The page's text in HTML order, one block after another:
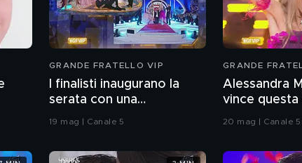
GRANDE FRATELLO VIP
I finalisti inaugurano la
serata con una
coreografia
19 mag | Canale 5
GRANDE
Alessandra
vince questa
Grande
20 mag | Canale 5